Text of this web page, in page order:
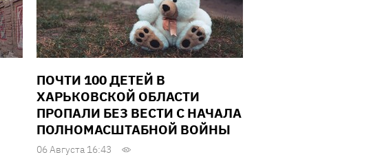
ПОЧТИ 100 ДЕТЕЙ В
ХАРЬКОВСКОЙ ОБЛАСТИ
ПРОПАЛИ БЕЗ ВЕСТИ С НАЧАЛА
ПОЛНОМАСШТАБНОЙ ВОЙНЫ
06 Августа 16:43